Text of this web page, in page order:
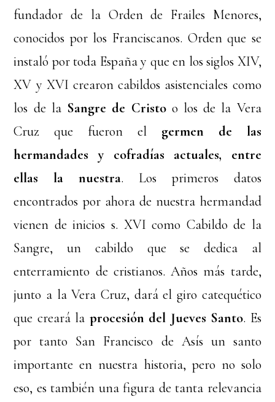
fundador de la Orden de Frailes Menores,
conocidos por los Franciscanos. Orden que se
instaló por toda España y que en los siglos XIV,
XV y XVI crearon cabildos asistenciales como
los de la Sangre de Cristoo los de la Vera
Cruz que fueron el germen de las
hermandades y cofradías actuales, entre
ellas la nuestra. Los primeros datos
encontrados por ahora de nuestra hermandad
vienen de inicios s. XVI como Cabildo de la
Sangre, un cabildo que se dedica al
enterramiento de cristianos. Años más tarde,
junto a la Vera Cruz, dará el giro catequético
que creará la procesión del Jueves Santo. Es
por tanto San Francisco de Asís un santo
importante en nuestra historia, pero no solo
eso, es también una figura de tanta relevancia